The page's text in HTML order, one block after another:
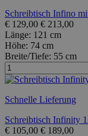
Schreibtisch Infino
€ 129,00 € 213,00
Länge: 121 cm
Höhe: 74 cm
Breite/Tiefe: 55 cm
Schnelle Lieferung
Schreibtisch Infinity
€ 105,00 € 189,00